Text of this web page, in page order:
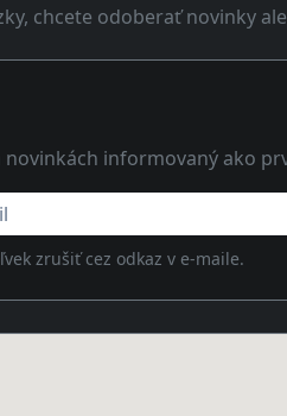
chcete odoberať novinky
novinkách informovaný ako
zrušiť cez odkaz v e-maile.